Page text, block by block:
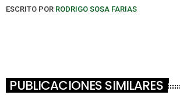
ESCRITO POR RODRIGO SOSA FARIAS
PUBLICACIONES SIMILARES